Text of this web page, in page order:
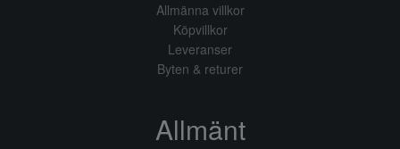
Allmänna villkor
Köpvillkor
Leveranser
Byten & returer
Allmänt